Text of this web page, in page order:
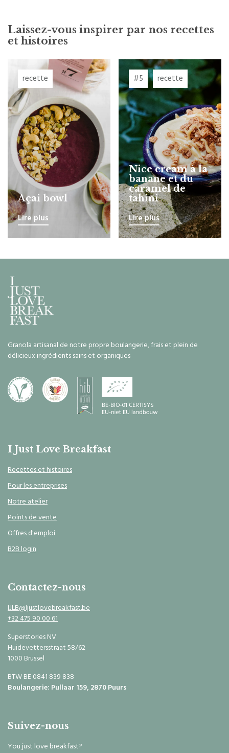
Laissez-vous inspirer par nos recettes
et histoires
recette
Açai bowl
Lire plus
#5 recette
Nice cream à la
banane et du
caramel de
tahini
Lire plus
Granola artisanal de notre propre boulangerie, frais et plein de
délicieux ingrédients sains et organiques
I Just Love Breakfast
Recettes et histoires
Pour les entreprises
Notre atelier
Points de vente
Offres d'emploi
B2B login
Contactez-nous
IJLB@Ijustlovebreakfast.be
+32 475 90 00 61
Superstories NV
Huidevettersstraat 58/62
1000 Brussel
BTW BE 0841 839 838
Boulangerie: Pullaar 159, 2870 Puurs
Suivez-nous
You just love breakfast?